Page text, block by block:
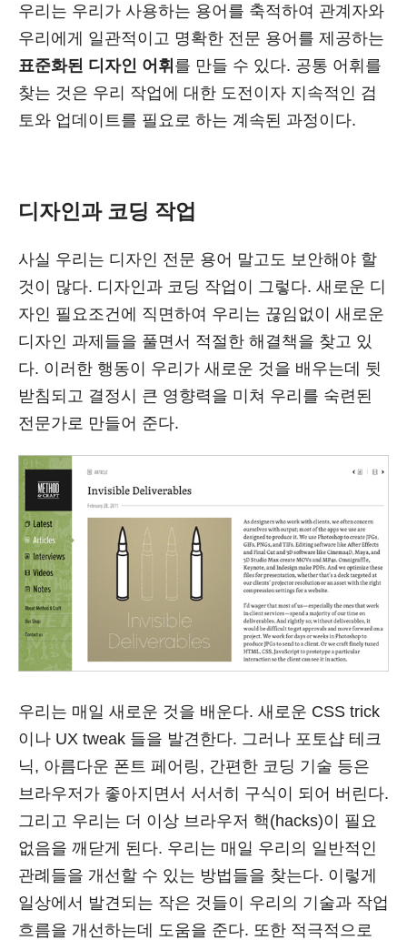
우리는 우리가 사용하는 용어를 축적하여 관계자와
우리에게 일관적이고 명확한 전문 용어를 제공하는
표준화된 디자인 어휘 를 만들 수 있다. 공통 어휘를
찾는 것은 우리 작업에 대한 도전이자 지속적인 검
토와 업데이트를 필요로 하는 계속된 과정이다.
디자인과 코딩 작업
사실 우리는 디자인 전문 용어 말고도 보안해야 할
것이 많다. 디자인과 코딩 작업이 그렇다. 새로운 디
자인 필요조건에 직면하여 우리는 끊임없이 새로운
디자인 과제들을 풀면서 적절한 해결책을 찾고 있
다. 이러한 행동이 우리가 새로운 것을 배우는데 뒷
받침되고 결정시 큰 영향력을 미쳐 우리를 숙련된
전문가로 만들어 준다.
우리는 매일 새로운 것을 배운다. 새로운 CSS trick
이나 UX tweak 들을 발견한다. 그러나 포토샵 테크
닉, 아름다운 폰트 페어링, 간편한 코딩 기술 등은
브라우저가 좋아지면서 서서히 구식이 되어 버린다.
그리고 우리는 더 이상 브라우저 핵(hacks)이 필요
없음을 깨닫게 된다. 우리는 매일 우리의 일반적인
관례들을 개선할 수 있는 방법들을 찾는다. 이렇게
일상에서 발견되는 작은 것들이 우리의 기술과 작업
흐름을 개선하는데 도움을 준다. 또한 적극적으로